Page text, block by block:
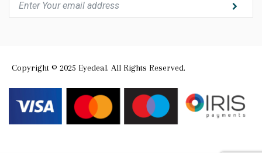
Copyright © 2025 Eyedeal. All Rights Reserved.